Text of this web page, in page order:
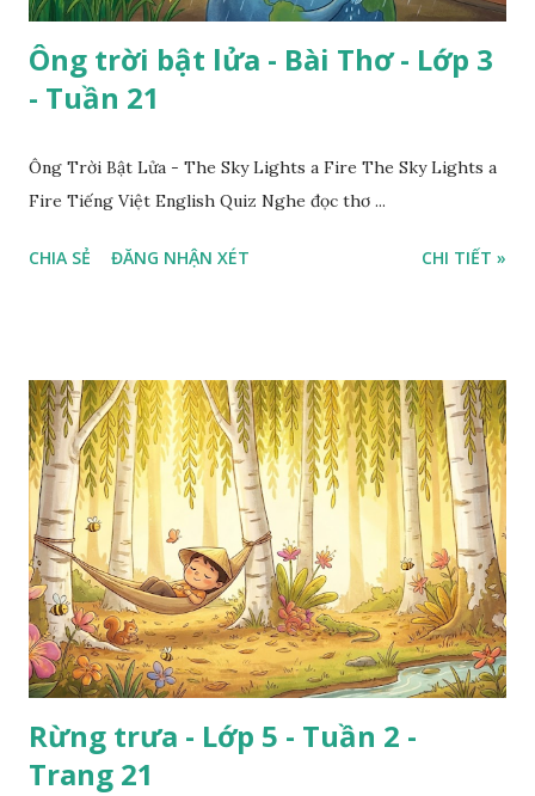
Ông trời bật lửa - Bài Thơ - Lớp 3
- Tuần 21
Ông Trời Bật Lửa - The Sky Lights a Fire The Sky Lights a
Fire Tiếng Việt English Quiz Nghe đọc thơ ...
CHIA SẺ ĐĂNG NHẬN XÉT CHI TIẾT »
Rừng trưa - Lớp 5 - Tuần 2 -
Trang 21